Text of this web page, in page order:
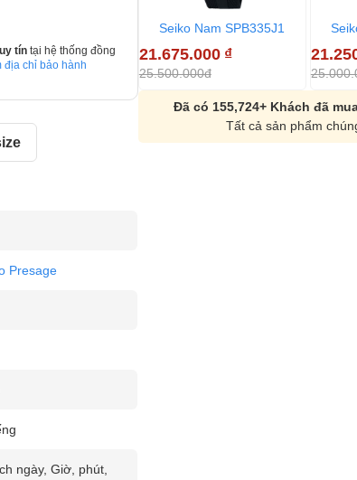
tín tại hệ thống đồng
địa chỉ bảo hành
Presage
ngày, Giờ, phút,
Seiko Nam SPB335J1
21.675.000 ₫
25.500.000đ
Đã có 155,724+ Khách đã
Tất cả sản phẩm